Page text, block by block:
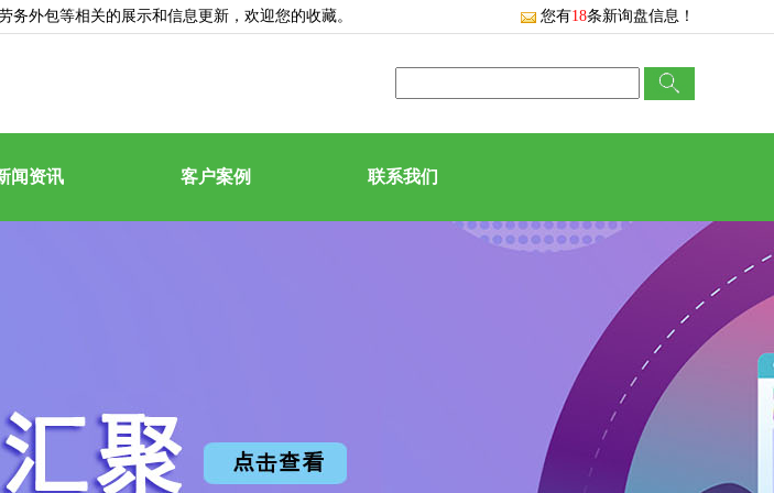
务外包等相关的展示和信息更新，欢迎您的收藏。 您有18条新询盘信息！
闻资讯 客户案例 联系我们